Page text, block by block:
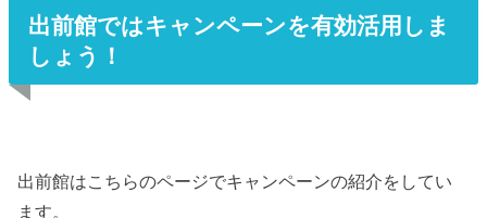
出前館ではキャンペーンを有効活用しま
しょう！
出前館はこちらのページでキャンペーンの紹介をしてい
ます。